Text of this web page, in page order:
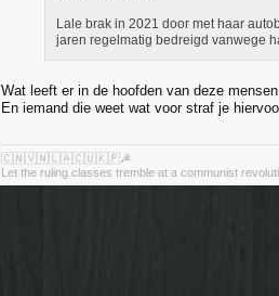
Lale brak in 2021 door met haar
jaren regelmatig bedreigd vanwege
Wat leeft er in de hoofden van deze
En iemand die weet wat voor straf je
🇨🇳🇻🇳🇱🇦🇨🇺🇰🇵☭
Let the ruling classes tremble at a communist